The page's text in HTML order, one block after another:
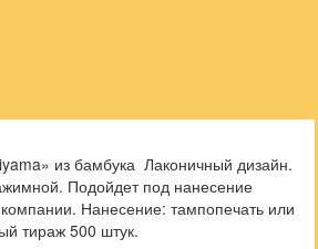
из бамбука Лаконичный дизайн.
Подойдет под нанесение
Нанесение: тампопечать или
тираж 500 штук.